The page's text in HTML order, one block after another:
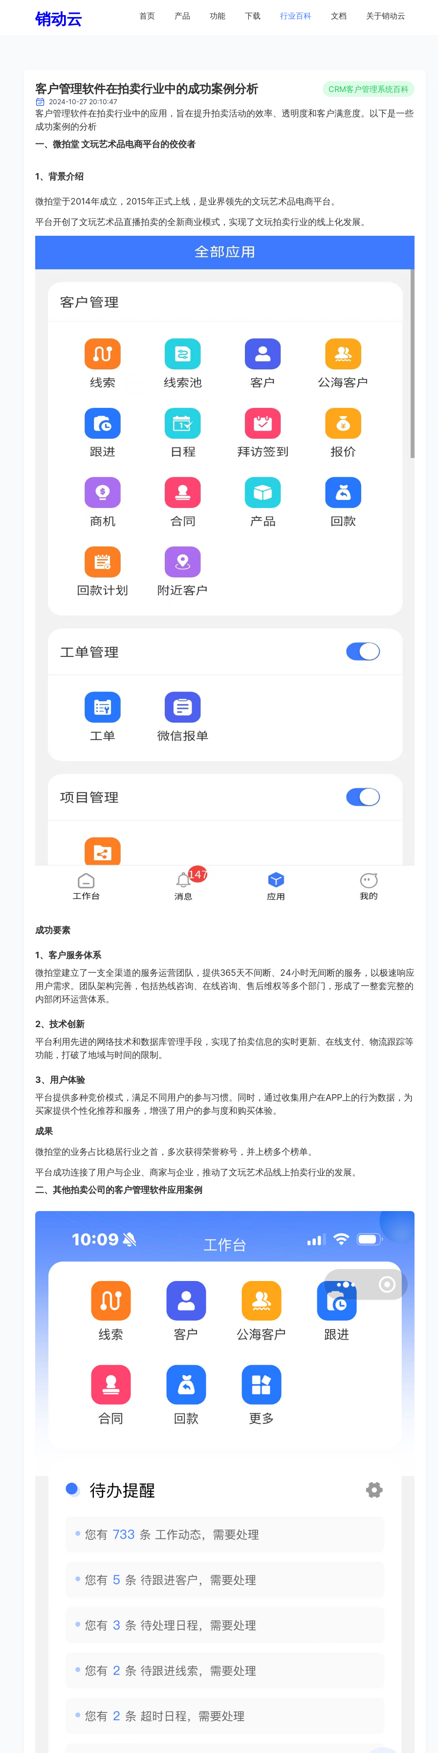
销动云 首页 产品 功能 下载 行业百科 文档 关于销动云
客户管理软件在拍卖行业中的成功案例分析 CRM客户管理系统百科
2024-10-27 20:10:47
客户管理软件在拍卖行业中的应用，旨在提升拍卖活动的效率、透明度和客户满意度。以下是一些
成功案例的分析
一、微拍堂 文玩艺术品电商平台的佼佼者
1、背景介绍
微拍堂于2014年成立，2015年正式上线，是业界领先的文玩艺术品电商平台。
平台开创了文玩艺术品直播拍卖的全新商业模式，实现了文玩拍卖行业的线上化发展。
成功要素
1、客户服务体系
微拍堂建立了一支全渠道的服务运营团队，提供365天不间断、24小时无间断的服务，以极速响应
用户需求。团队架构完善，包括热线咨询、在线咨询、售后维权等多个部门，形成了一整套完整的
内部闭环运营体系。
2、技术创新
平台利用先进的网络技术和数据库管理手段，实现了拍卖信息的实时更新、在线支付、物流跟踪等
功能，打破了地域与时间的限制。
3、用户体验
平台提供多种竞价模式，满足不同用户的参与习惯。同时，通过收集用户在APP上的行为数据，为
买家提供个性化推荐和服务，增强了用户的参与度和购买体验。
成果
微拍堂的业务占比稳居行业之首，多次获得荣誉称号，并上榜多个榜单。
平台成功连接了用户与企业、商家与企业，推动了文玩艺术品线上拍卖行业的发展。
二、其他拍卖公司的客户管理软件应用案例